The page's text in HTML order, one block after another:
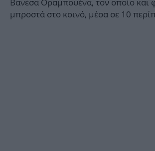
μπροστά στο κοινό, μέσα σε 10